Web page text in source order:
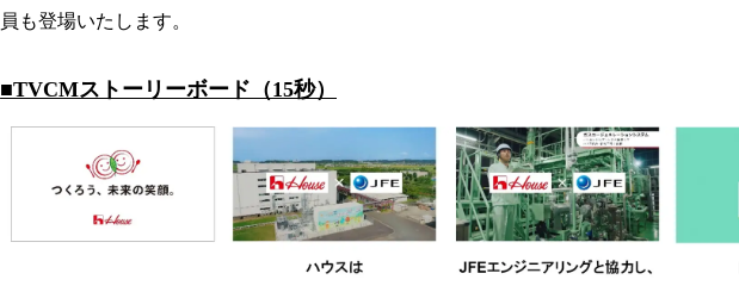
員も登場いたします。
■TVCMストーリーボード（15秒）